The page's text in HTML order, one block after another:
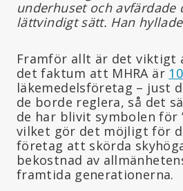
underhuset och avfärdade
lättvindigt sätt. Han
Framför allt är det viktigt
det faktum att MHRA är
läkemedelsföretag – just
de borde reglera, så det
de har blivit symbolen för
vilket gör det möjligt för
företag att skörda
bekostnad av
framtida generationerna.